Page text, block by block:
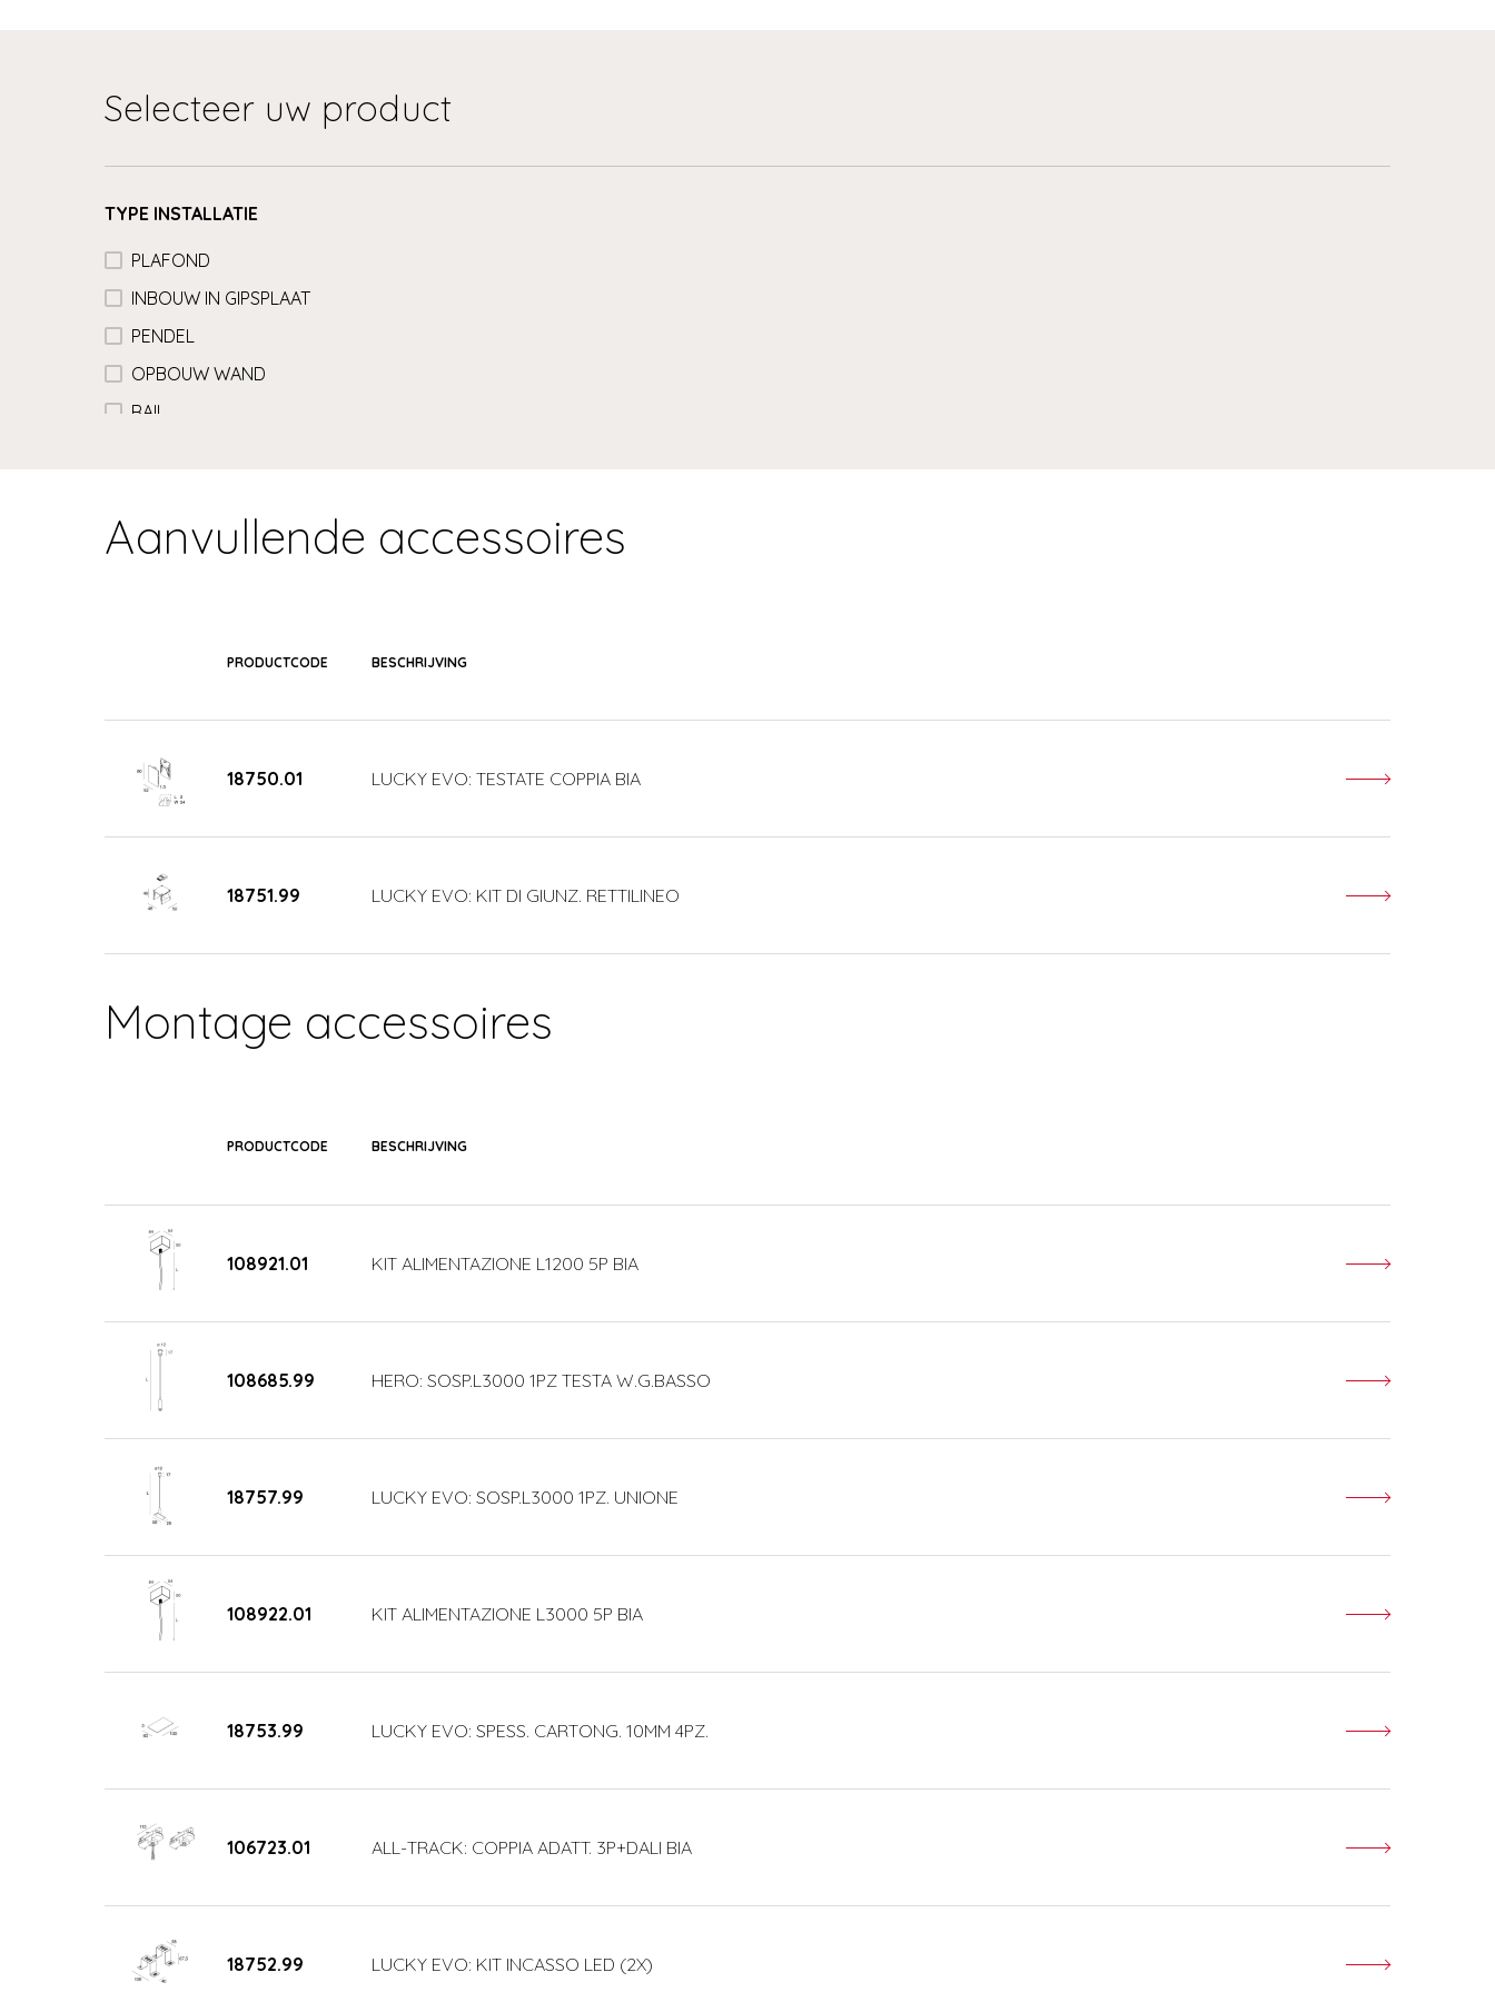
Selecteer uw product
TYPE INSTALLATIE
PLAFOND
INBOUW IN GIPSPLAAT
PENDEL
OPBOUW WAND
RAIL
Aanvullende accessoires
PRODUCTCODE BESCHRIJVING
18750.01 LUCKY EVO: TESTATE COPPIA BIA
18751.99 LUCKY EVO: KIT DI GIUNZ. RETTILINEO
Montage accessoires
PRODUCTCODE BESCHRIJVING
108921.01 KIT ALIMENTAZIONE L1200 5P BIA
108685.99 HERO: SOSP.L3000 1PZ TESTA W.G.BASSO
18757.99 LUCKY EVO: SOSP.L3000 1PZ. UNIONE
108922.01 KIT ALIMENTAZIONE L3000 5P BIA
18753.99 LUCKY EVO: SPESS. CARTONG. 10MM 4PZ.
106723.01 ALL-TRACK: COPPIA ADATT. 3P+DALI BIA
18752.99 LUCKY EVO: KIT INCASSO LED (2X)